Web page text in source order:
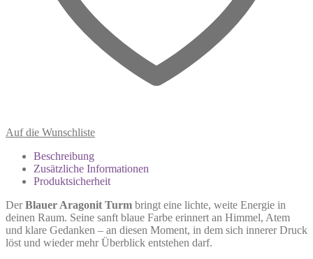
Auf die Wunschliste
Beschreibung
Zusätzliche Informationen
Produktsicherheit
DerBlauer Aragonit Turm bringt eine lichte, weite Energie in
deinen Raum. Seine sanft blaue Farbe erinnert an Himmel, Atem
und klare Gedanken – an diesen Moment, in dem sich innerer Druck
löst und wieder mehr Überblick entstehen darf.